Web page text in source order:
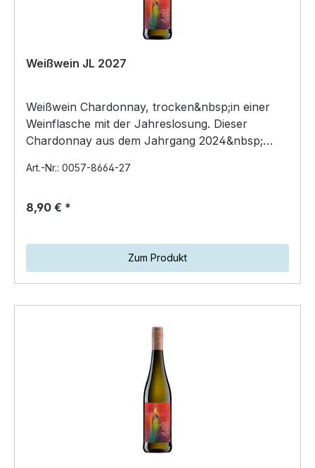
Weißwein JL 2027
Weißwein Chardonnay, trocken&nbsp;in einer
Weinflasche mit der Jahreslosung. Dieser
Chardonnay aus dem Jahrgang 2024&nbsp;
Art.-Nr.: 0057-8664-27
8,90 € *
Zum Produkt